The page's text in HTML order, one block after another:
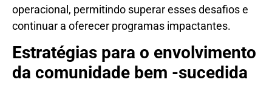
operacional, permitindo superar esses desafios e
continuar a oferecer programas impactantes.
Estratégias para o envolvimento
da comunidade bem -sucedida